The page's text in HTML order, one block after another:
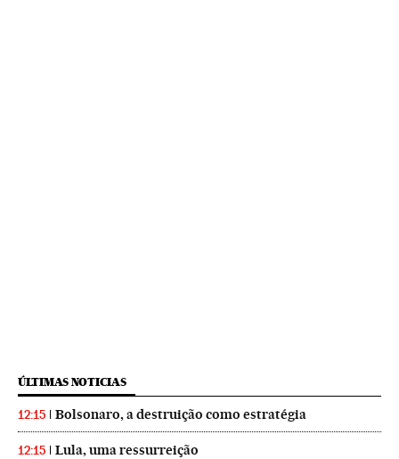
ÚLTIMAS NOTICIAS
12:15 Bolsonaro, a destruição como estratégia
12:15 Lula, uma ressurreição